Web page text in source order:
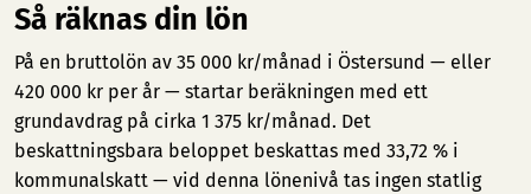
Så räknas din lön
På en bruttolön av 35 000 kr/månad i Östersund — eller
420 000 kr per år — startar beräkningen med ett
grundavdrag på cirka 1 375 kr/månad. Det
beskattningsbara beloppet beskattas med 33,72 % i
kommunalskatt — vid denna lönenivå tas ingen statlig